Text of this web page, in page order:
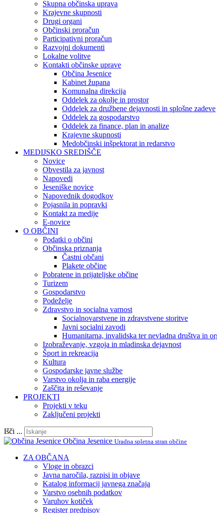
Skupna občinska uprava
Krajevne skupnosti
Drugi organi
Občinski proračun
Participativni proračun
Razvojni dokumenti
Lokalne volitve
Kontakti občinske uprave
Občina Jesenice
Kabinet župana
Komunalna direkcija
Oddelek za okolje in prostor
Oddelek za družbene dejavnosti in splošne zadeve
Oddelek za gospodarstvo
Oddelek za finance, plan in analize
Krajevne skupnosti
Medobčinski inšpektorat in redarstvo
MEDIJSKO SREDIŠČE
Novice
Obvestila za javnost
Napovedi
Jeseniške novice
Napovednik dogodkov
Pojasnila in popravki
Kontakt za medije
E-novice
O OBČINI
Podatki o občini
Občinska priznanja
Častni občani
Plakete občine
Pobratene in prijateljske občine
Turizem
Gospodarstvo
Podeželje
Zdravstvo in socialna varnost
Socialnovarstvene in zdravstvene storitve
Javni socialni zavodi
Humanitarna, invalidska ter nevladna društva in
Izobraževanje, vzgoja in mladinska dejavnost
Šport in rekreacija
Kultura
Gospodarske javne službe
Varstvo okolja in raba energije
Zaščita in reševanje
PROJEKTI
Projekti v teku
Zaključeni projekti
Išči ...
Občina Jesenice Uradna spletna stran občine
ZA OBČANA
Vloge in obrazci
Javna naročila, razpisi in objave
Katalog informacij javnega značaja
Varstvo osebnih podatkov
Varuhov kotiček
Register predpisov